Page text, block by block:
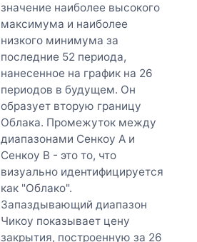
значение наиболее высокого
максимума и наиболее
низкого минимума за
последние 52 периода,
нанесенное на график на 26
периодов в будущем. Он
образует вторую границу
Облака. Промежуток между
диапазонами Сенкоу A и
Сенкоу B - это то, что
визуально идентифицируется
как "Облако".
Запаздывающий диапазон
Чикоу показывает цену
закрытия, построенную за 26